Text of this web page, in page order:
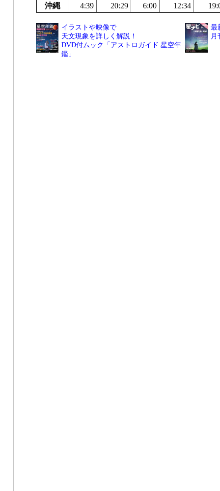
沖縄
4:39 20:29 6:00 12:34
イラストや映像で
天文現象を詳しく解説！
DVD付ムック「アストロガイド 星空年
鑑」
最
月